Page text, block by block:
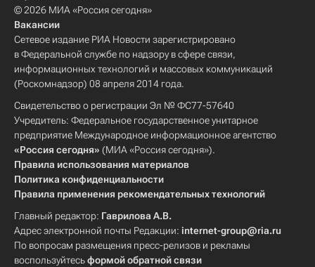
© 2026 МИА «Россия сегодня»
Вакансии
Сетевое издание РИА Новости зарегистрировано
в Федеральной службе по надзору в сфере связи,
информационных технологий и массовых коммуникаций
(Роскомнадзор) 08 апреля 2014 года.
Свидетельство о регистрации Эл № ФС77-57640
Учредитель: Федеральное государственное унитарное
предприятие Международное информационное агентство
«Россия сегодня» (МИА «Россия сегодня»).
Правила использования материалов
Политика конфиденциальности
Правила применения рекомендательных технологий
Главный редактор: Гаврилова А.В.
Адрес электронной почты Редакции: internet-group@ria.ru
По вопросам размещения пресс-релизов и рекламы
воспользуйтесьформой обратной связи